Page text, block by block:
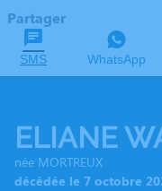
Partager
SMS WhatsApp
ELIANE
née MORTREUX
décédée le 7 octobre